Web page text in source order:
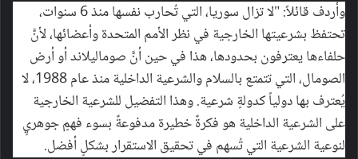
وأردف قائلاً: "لا تزال سوريا، التي تُحارب نفسها منذ 6 سنوات،
تحتفظ بشرعيتها الخارجية في نظر الأمم المتحدة وأعضائها، لأنَّ
حلفاءها يعترفون بحدودها، هذا في حين أنَّ صوماليلاند أو أرض
الصومال، التي تتمتع بالسلام والشرعية الداخلية منذ عام 1988، لا
يُعترف بها دولياً كدولةٍ شرعية. وهذا التفضيل للشرعية الخارجية
على الشرعية الداخلية هو فكرةٌ خطيرة مدفوعةٌ بسوء فهمٍ جوهريٍ
لنوعية الشرعية التي تُسهم في تحقيق الاستقرار بشكلٍ أفضل.